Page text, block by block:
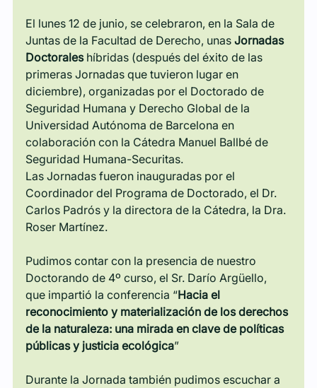
El lunes 12 de junio, se celebraron, en la Sala de
Juntas de la Facultad de Derecho, unas Jornadas
Doctorales híbridas (después del éxito de las
primeras Jornadas que tuvieron lugar en
diciembre), organizadas por el Doctorado de
Seguridad Humana y Derecho Global de la
Universidad Autónoma de Barcelona en
colaboración con la Cátedra Manuel Ballbé de
Seguridad Humana-Securitas.
Las Jornadas fueron inauguradas por el
Coordinador del Programa de Doctorado, el Dr.
Carlos Padrós y la directora de la Cátedra, la Dra.
Roser Martínez.
Pudimos contar con la presencia de nuestro
Doctorando de 4º curso, el Sr. Darío Argüello,
que impartió la conferencia “Hacia el
reconocimiento y materialización de los derechos
de la naturaleza: una mirada en clave de políticas
públicas y justicia ecológica”
Durante la Jornada también pudimos escuchar a